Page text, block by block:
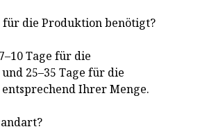
die Produktion benötigt?
Tage für die
25–35 Tage für die
Ihrer Menge.